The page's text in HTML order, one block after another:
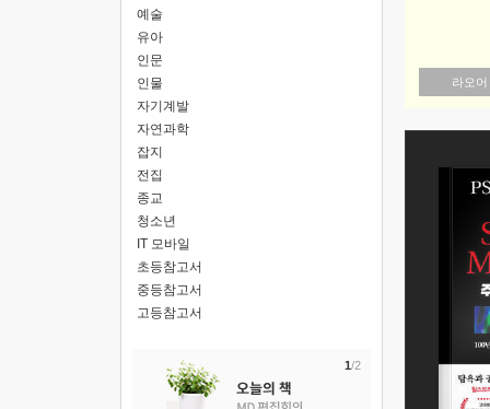
예술
유아
인문
인물
자기계발
자연과학
잡지
전집
종교
청소년
IT 모바일
초등참고서
중등참고서
고등참고서
1/2
라오